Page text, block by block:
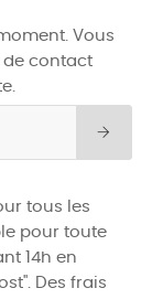
Vous
de contact
tous les
pour toute
14h en
Des frais